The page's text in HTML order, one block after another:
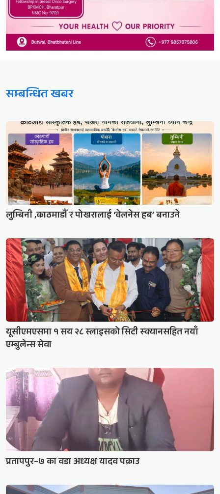
सम्बन्धित खबर
लुम्बिनी ,काठमाडौँ र पोखरालाई ‘वेलनेस हब’ बनाउने
यूसीएमएसमा १ सय २८ स्लाइसको सिटी स्क्यानसहित नयाँ
एम्बुलेन्स सेवा
प्रतापपुर–७ का वडा अध्यक्ष यादव पक्राउ